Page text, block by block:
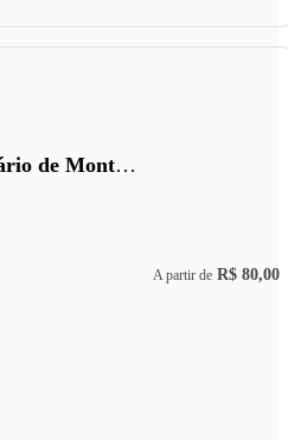
Terminal Rodoviário de Monte Azul
A partir de R$ 80,00